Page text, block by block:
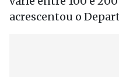
acrescentou o